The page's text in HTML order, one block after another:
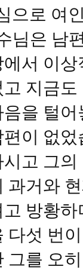
으로 여
님은 남
에서 이
고 지금
을 털
이 없
시고 그
과거와
방황
다섯 번
그를 오